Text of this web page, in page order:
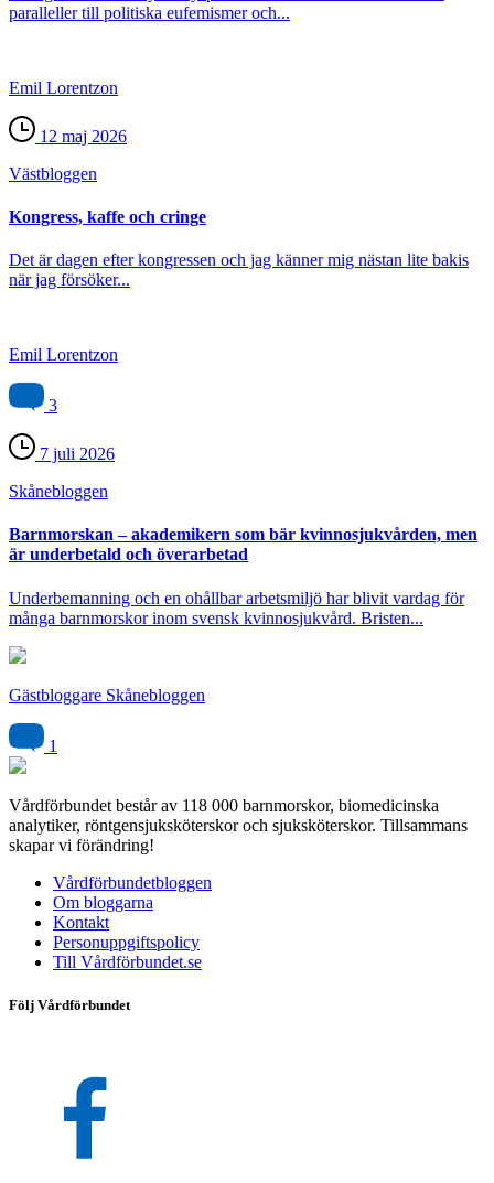
paralleller till politiska eufemismer och...
Emil Lorentzon
12 maj 2026
Väst­bloggen
Kongress, kaffe och cringe
Det är dagen efter kongressen och jag känner mig nästan lite bakis
när jag försöker...
Emil Lorentzon
3
7 juli 2026
Skåne­bloggen
Barnmorskan – akademikern som bär kvinnosjukvården, men
är underbetald och överarbetad
Underbemanning och en ohållbar arbetsmiljö har blivit vardag för
många barnmorskor inom svensk kvinnosjukvård. Bristen...
Gästbloggare Skånebloggen
1
Vårdförbundet består av 118 000 barnmorskor, biomedicinska
analytiker, röntgensjuksköterskor och sjuksköterskor. Tillsammans
skapar vi förändring!
Vårdförbundetbloggen
Om bloggarna
Kontakt
Personuppgiftspolicy
Till Vårdförbundet.se
Följ Vårdförbundet